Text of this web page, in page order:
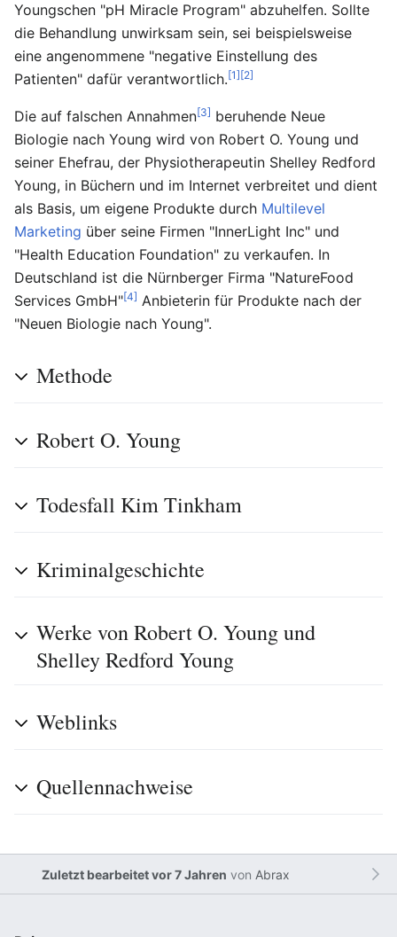
Youngschen "pH Miracle Program" abzuhelfen. Sollte
die Behandlung unwirksam sein, sei beispielsweise
eine angenommene "negative Einstellung des
Patienten" dafür verantwortlich.[1][2]
Die auf falschen Annahmen[3] beruhende Neue
Biologie nach Young wird von Robert O. Young und
seiner Ehefrau, der Physiotherapeutin Shelley Redford
Young, in Büchern und im Internet verbreitet und dient
als Basis, um eigene Produkte durch Multilevel
Marketing über seine Firmen "InnerLight Inc" und
"Health Education Foundation" zu verkaufen. In
Deutschland ist die Nürnberger Firma "NatureFood
Services GmbH"[4] Anbieterin für Produkte nach der
"Neuen Biologie nach Young".
Methode
Robert O. Young
Todesfall Kim Tinkham
Kriminalgeschichte
Werke von Robert O. Young und
Shelley Redford Young
Weblinks
Quellennachweise
Zuletzt bearbeitet vor 7 Jahren von Abrax